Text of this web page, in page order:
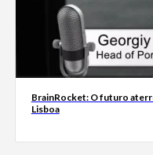
BrainRocket: O futuro
Lisboa